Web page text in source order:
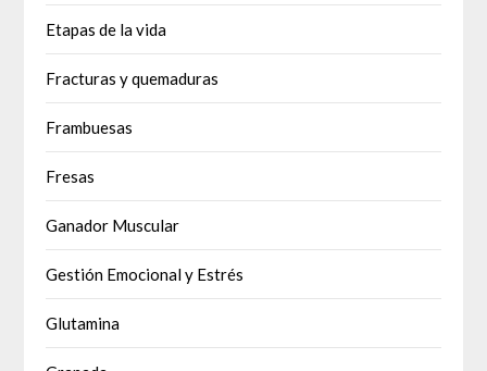
Etapas de la vida
Fracturas y quemaduras
Frambuesas
Fresas
Ganador Muscular
Gestión Emocional y Estrés
Glutamina